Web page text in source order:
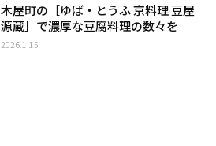
木屋町の［ゆば・とうふ 京料理 豆屋
源蔵］で濃厚な豆腐料理の数々を
2026.1.15